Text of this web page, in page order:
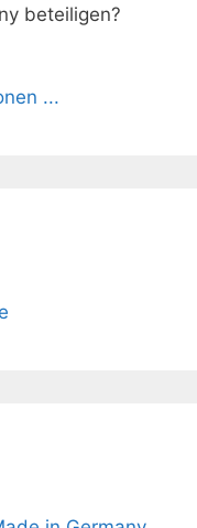
beteiligen?
...